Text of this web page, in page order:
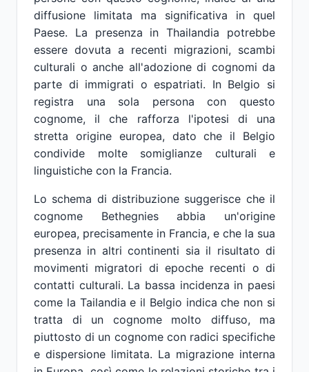
diffusione limitata ma significativa in quel
Paese. La presenza in Thailandia potrebbe
essere dovuta a recenti migrazioni, scambi
culturali o anche all'adozione di cognomi da
parte di immigrati o espatriati. In Belgio si
registra una sola persona con questo
cognome, il che rafforza l'ipotesi di una
stretta origine europea, dato che il Belgio
condivide molte somiglianze culturali e
linguistiche con la Francia.
Lo schema di distribuzione suggerisce che il
cognome Bethegnies abbia un'origine
europea, precisamente in Francia, e che la sua
presenza in altri continenti sia il risultato di
movimenti migratori di epoche recenti o di
contatti culturali. La bassa incidenza in paesi
come la Tailandia e il Belgio indica che non si
tratta di un cognome molto diffuso, ma
piuttosto di un cognome con radici specifiche
e dispersione limitata. La migrazione interna